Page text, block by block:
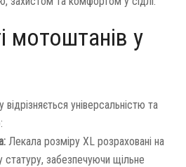
мотоштанів у
відрізняється універсальністю та
Лекала розміру XL розраховані на
статуру, забезпечуючи щільне